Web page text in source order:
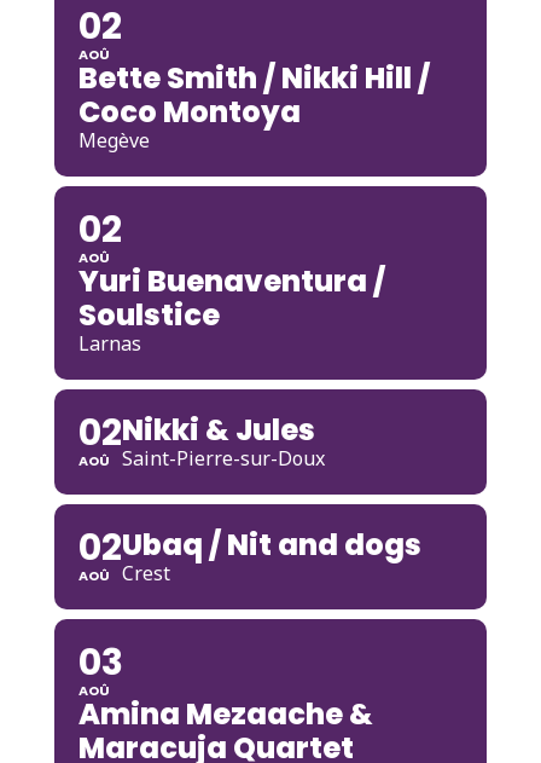
02
AOÛ
Bette Smith / Nikki Hill /
Coco Montoya
Megève
02
AOÛ
Yuri Buenaventura /
Soulstice
Larnas
02
AOÛ
Nikki & Jules
Saint-Pierre-sur-Doux
02
AOÛ
Ubaq / Nit and dogs
Crest
03
AOÛ
Amina Mezaache &
Maracuja Quartet